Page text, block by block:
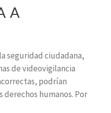
A
seguridad ciudadana,
de videovigilancia
podrían
derechos humanos. Por